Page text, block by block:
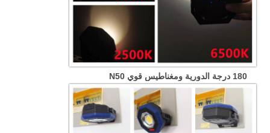
180 درجة الدورية ومغناطيس قوي N50